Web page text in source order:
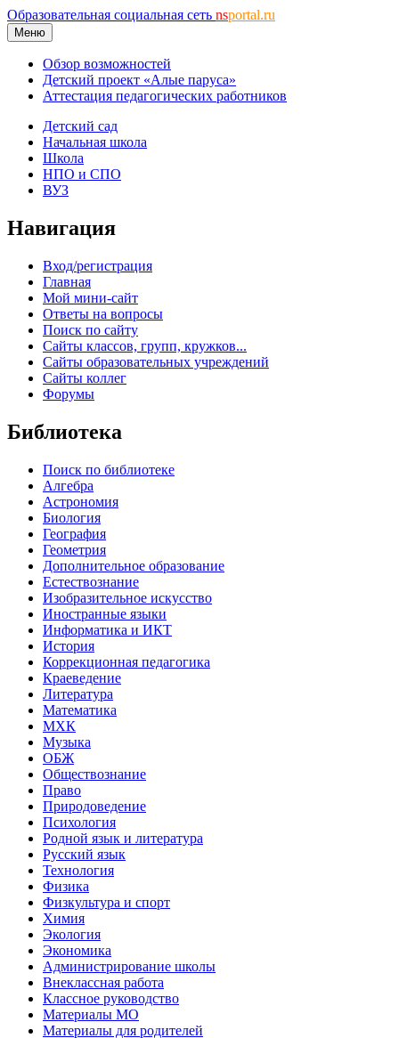
Образовательная социальная сеть nsportal.ru
Меню
Обзор возможностей
Детский проект «Алые паруса»
Аттестация педагогических работников
Детский сад
Начальная школа
Школа
НПО и СПО
ВУЗ
Навигация
Вход/регистрация
Главная
Мой мини-сайт
Ответы на вопросы
Поиск по сайту
Сайты классов, групп, кружков...
Сайты образовательных учреждений
Сайты коллег
Форумы
Библиотека
Поиск по библиотеке
Алгебра
Астрономия
Биология
География
Геометрия
Дополнительное образование
Естествознание
Изобразительное искусство
Иностранные языки
Информатика и ИКТ
История
Коррекционная педагогика
Краеведение
Литература
Математика
МХК
Музыка
ОБЖ
Обществознание
Право
Природоведение
Психология
Родной язык и литература
Русский язык
Технология
Физика
Физкультура и спорт
Химия
Экология
Экономика
Администрирование школы
Внеклассная работа
Классное руководство
Материалы МО
Материалы для родителей